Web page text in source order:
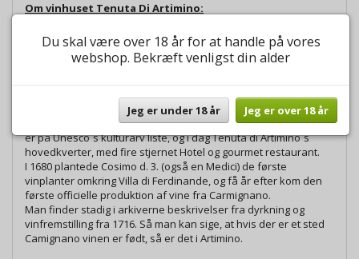
Om vinhuset Tenuta Di Artimino:
det nordlige Toscana, som giver navn til denne historiske
vintype.
Området og specielt navnet Artimino, emmer af vin historie, der
tidsregning, som man helt sikkert ved dyrkede vin i området.
Den berømte Medici familie elskede området Artimino. Specielt
Ferdinand d. 1. og i 1596 byggede han. Villa di Ferdinande, som
er på Unesco`s kulturarv liste, og i dag Tenuta di Artimino`s
hovedkverter, med fire stjernet Hotel og gourmet restaurant.
I 1680 plantede Cosimo d. 3. (også en Medici) de første
vinplanter omkring Villa di Ferdinande, og få år efter kom den
første officielle produktion af vine fra Carmignano.
Man finder stadig i arkiverne beskrivelser fra dyrkning og
vinfremstilling fra 1716. Så man kan sige, at hvis der er et sted
Camignano vinen er født, så er det i Artimino.
Du skal være over 18 år for at handle på vores
webshop. Bekræft venligst din alder
Jeg er under 18 år Jeg er over 18 år